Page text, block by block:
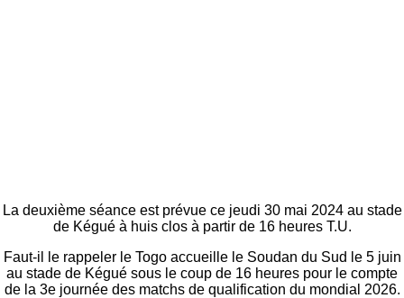
La deuxième séance est prévue ce jeudi 30 mai 2024 au stade
de Kégué à huis clos à partir de 16 heures T.U.
Faut-il le rappeler le Togo accueille le Soudan du Sud le 5 juin
au stade de Kégué sous le coup de 16 heures pour le compte
de la 3e journée des matchs de qualification du mondial 2026.